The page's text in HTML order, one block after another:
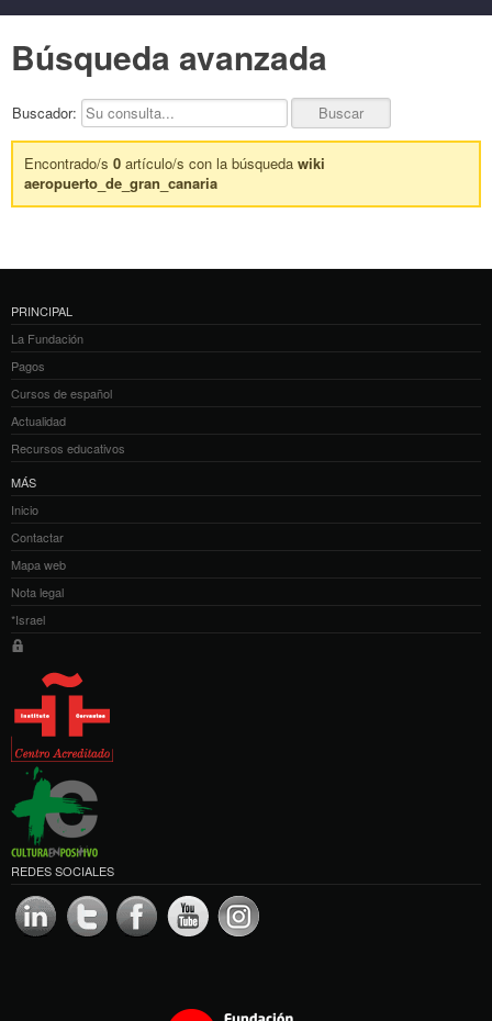
Búsqueda avanzada
Buscador:
Encontrado/s0 artículo/s con la búsquedawiki
aeropuerto_de_gran_canaria
PRINCIPAL
La Fundación
Pagos
Cursos de español
Actualidad
Recursos educativos
MÁS
Inicio
Contactar
Mapa web
Nota legal
*Israel
REDES SOCIALES